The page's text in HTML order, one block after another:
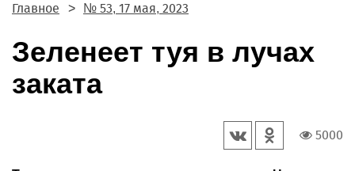
Главное № 53, 17 мая, 2023
Зеленеет туя в лучах
заката
5000